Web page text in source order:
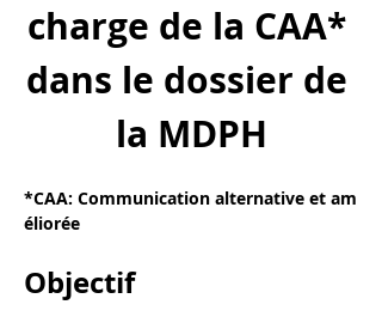
charge de la CAA*
dans le dossier de
la MDPH
*CAA: Communication alternative et am
éliorée
Objectif